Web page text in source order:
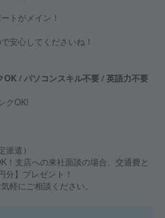
トがメイン！
安心してくださいね！
/ パソコンスキル不要 / 英語力不要
クOK!
遣）
！支店への来社面談の場合、交通費と
分】プレゼント！
軽にご相談ください。